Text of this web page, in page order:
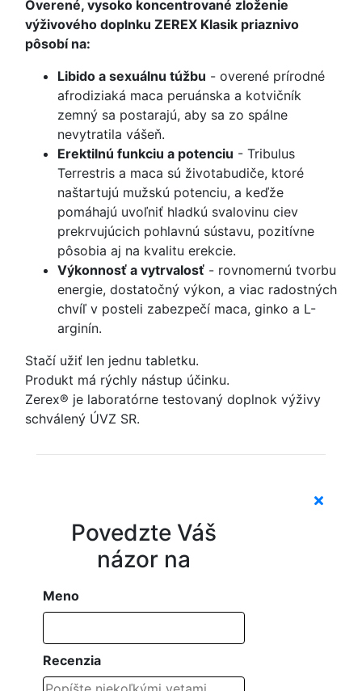
Overené, vysoko koncentrované zloženie
výživového doplnku ZEREX Klasik priaznivo
pôsobí na:
Libido a sexuálnu túžbu - overené prírodné
afrodiziaká maca peruánska a kotvičník
zemný sa postarajú, aby sa zo spálne
nevytratila vášeň.
Erektilnú funkciu a potenciu - Tribulus
Terrestris a maca sú životabudiče, ktoré
naštartujú mužskú potenciu, a keďže
pomáhajú uvoľniť hladkú svalovinu ciev
prekrvujúcich pohlavnú sústavu, pozitívne
pôsobia aj na kvalitu erekcie.
Výkonnosť a vytrvalosť - rovnomernú tvorbu
energie, dostatočný výkon, a viac radostných
chvíľ v posteli zabezpečí maca, ginko a L-
arginín.
Stačí užiť len jednu tabletku.
Produkt má rýchly nástup účinku.
Zerex® je laboratórne testovaný doplnok výživy
schválený ÚVZ SR.
Povedzte Váš
názor na
Meno
Recenzia